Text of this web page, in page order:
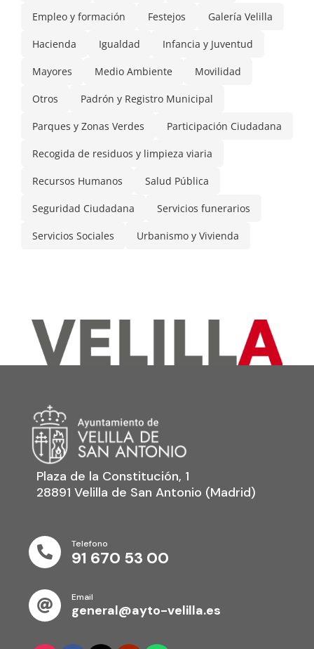
Empleo y formación Festejos Galería Velilla
Hacienda Igualdad Infancia y Juventud
Mayores Medio Ambiente Movilidad
Otros Padrón y Registro Municipal
Parques y Zonas Verdes Participación Ciudadana
Recogida de residuos y limpieza viaria
Recursos Humanos Salud Pública
Seguridad Ciudadana Servicios funerarios
Servicios Sociales Urbanismo y Vivienda
Plaza de la Constitución, 1
28891 Velilla de San Antonio (Madrid)

Telefono
91 670 53 00

Email
general@ayto-velilla.es